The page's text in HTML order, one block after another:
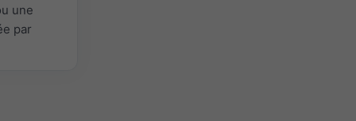
une
par